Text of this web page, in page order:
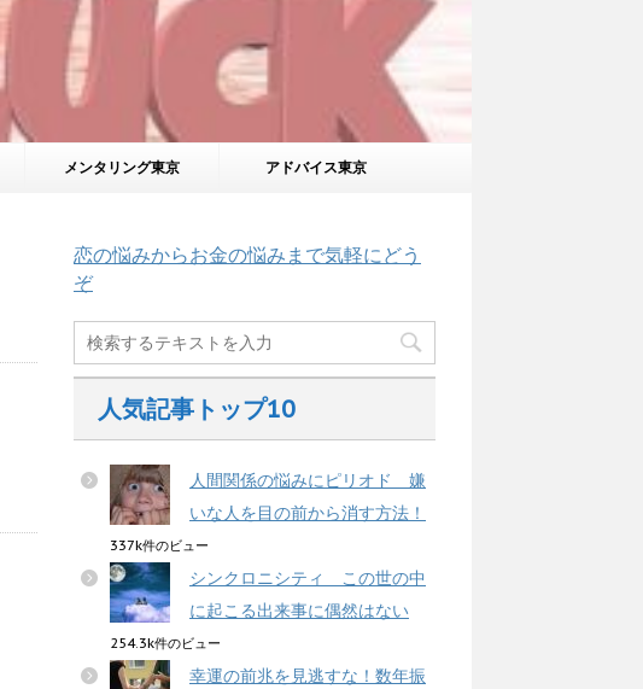
メンタリング東京 アドバイス東京
恋の悩みからお金の悩みまで気軽にどう
ぞ
人気記事トップ10
人間関係の悩みにピリオド 嫌
いな人を目の前から消す方法！
337k件のビュー
シンクロニシティ この世の中
に起こる出来事に偶然はない
254.3k件のビュー
幸運の前兆を見逃すな！数年振